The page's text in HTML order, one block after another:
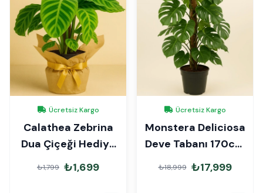
Ücretsiz Kargo
Calathea Zebrina
Dua Çiçeği Hediye
Paketli
₺1,799 ₺1,699
Ücretsiz Kargo
Monstera Deliciosa
Deve Tabanı 170cm
Mons Çubuklu
₺18,999 ₺17,999